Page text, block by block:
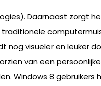
Daarnaast zorgt
nog visueler en leuker
van een
Windows 8 gebruikers